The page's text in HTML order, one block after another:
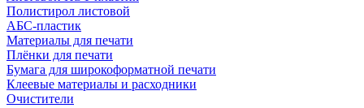
Полистирол листовой
АБС-пластик
Материалы для печати
Плёнки для печати
Бумага для широкоформатной печати
Клеевые материалы и расходники
Очистители